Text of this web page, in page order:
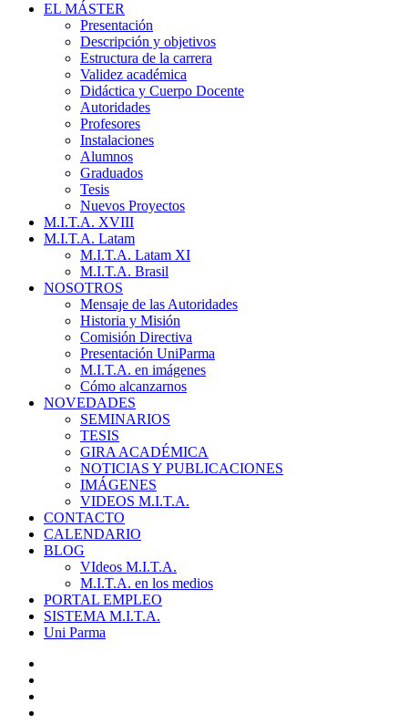
EL MÁSTER
Presentación
Descripción y objetivos
Estructura de la carrera
Validez académica
Didáctica y Cuerpo Docente
Autoridades
Profesores
Instalaciones
Alumnos
Graduados
Tesis
Nuevos Proyectos
M.I.T.A. XVIII
M.I.T.A. Latam
M.I.T.A. Latam XI
M.I.T.A. Brasil
NOSOTROS
Mensaje de las Autoridades
Historia y Misión
Comisión Directiva
Presentación UniParma
M.I.T.A. en imágenes
Cómo alcanzarnos
NOVEDADES
SEMINARIOS
TESIS
GIRA ACADÉMICA
NOTICIAS Y PUBLICACIONES
IMÁGENES
VIDEOS M.I.T.A.
CONTACTO
CALENDARIO
BLOG
VIdeos M.I.T.A.
M.I.T.A. en los medios
PORTAL EMPLEO
SISTEMA M.I.T.A.
Uni Parma